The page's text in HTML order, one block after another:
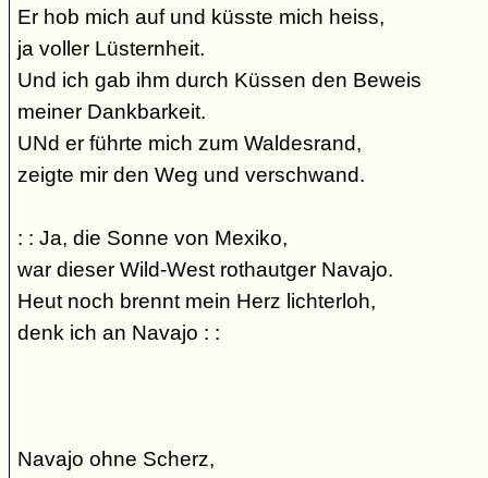
Er hob mich auf und küsste mich heiss,
ja voller Lüsternheit.
Und ich gab ihm durch Küssen den Beweis
meiner Dankbarkeit.
UNd er führte mich zum Waldesrand,
zeigte mir den Weg und verschwand.
: : Ja, die Sonne von Mexiko,
war dieser Wild-West rothautger Navajo.
Heut noch brennt mein Herz lichterloh,
denk ich an Navajo : :
Navajo ohne Scherz,